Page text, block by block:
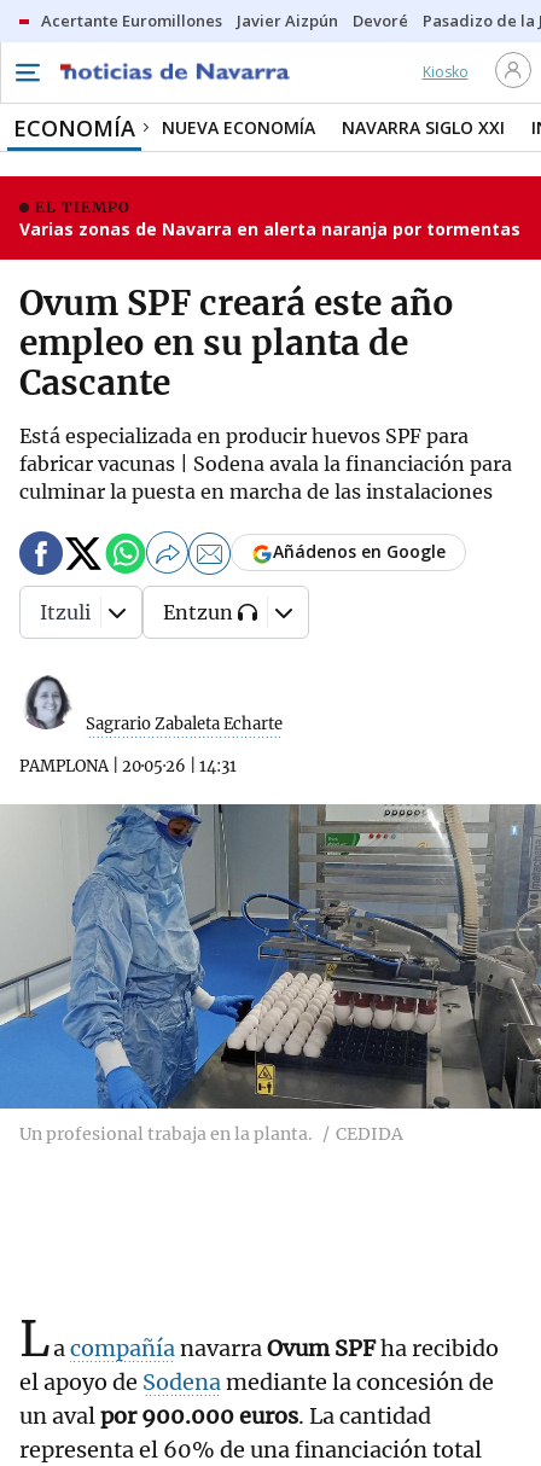
Acertante Euromillones Javier Aizpún Devoré Pasadizo de la
Kiosko
ECONOMÍA NUEVA ECONOMÍA NAVARRA SIGLO XXI
EL TIEMPO
Varias zonas de Navarra en alerta naranja por tormentas
Ovum SPF creará este año
empleo en su planta de
Cascante
Está especializada en producir huevos SPF para
fabricar vacunas | Sodena avala la financiación para
culminar la puesta en marcha de las instalaciones
Sagrario Zabaleta Echarte
PAMPLONA| 20·05·26 14:31
Añádenos en Google
Itzuli Entzun
Un profesional trabaja en la planta. CEDIDA
LacompañíanavarraOvum SPFha recibido
el apoyo de Sodenamediante la concesión de
un avalpor 900.000 euros. La cantidad
representa el 60% de una financiación total